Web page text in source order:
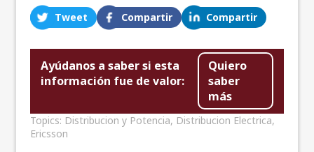
Tweet Compartir Compartir
Ayúdanos a saber si esta
información fue de valor:
Quiero
saber
más
Topics: Distribucion y Potencia, Distribucion Electrica,
Ericsson